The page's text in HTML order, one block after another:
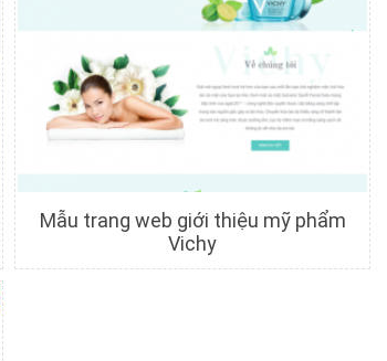
Chi tiết Xem trước
Mẫu trang web giới thiệu mỹ phẩm
Vichy